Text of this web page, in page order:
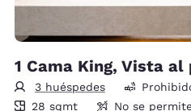
1 Cama King, Vista al
3 huéspedes
28 metros cuadrados
28 sqmt
No se